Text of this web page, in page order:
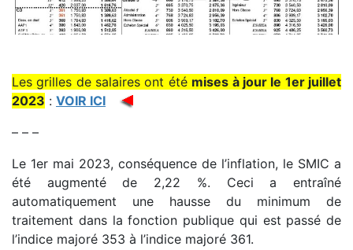
Les grilles de salaires ont été mises à jour le 1er juillet
2023 : VOIR ICI
– – –
Le 1er mai 2023, conséquence de l’inflation, le SMIC a
été augmenté de 2,22 %. Ceci a entraîné
automatiquement une hausse du minimum de
traitement dans la fonction publique qui est passé de
l’indice majoré 353 à l’indice majoré 361.